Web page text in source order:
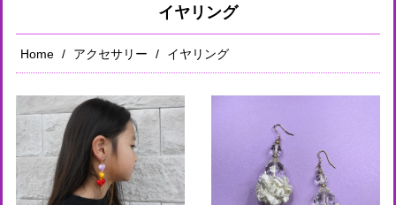
イヤリング
Home アクセサリー イヤリング